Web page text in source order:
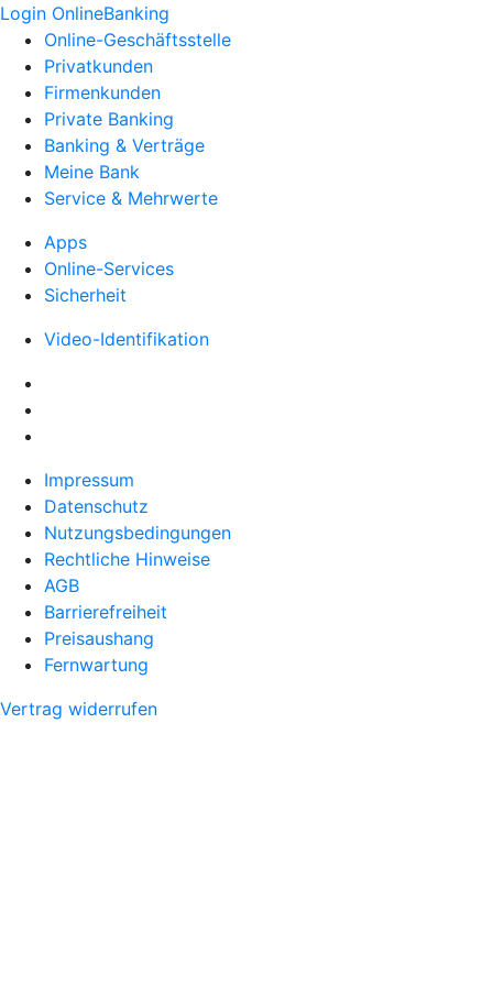
Login OnlineBanking
Online-Geschäftsstelle
Privatkunden
Firmenkunden
Private Banking
Banking & Verträge
Meine Bank
Service & Mehrwerte
Apps
Online-Services
Sicherheit
Video-Identifikation
Impressum
Datenschutz
Nutzungsbedingungen
Rechtliche Hinweise
AGB
Barrierefreiheit
Preisaushang
Fernwartung
Vertrag widerrufen